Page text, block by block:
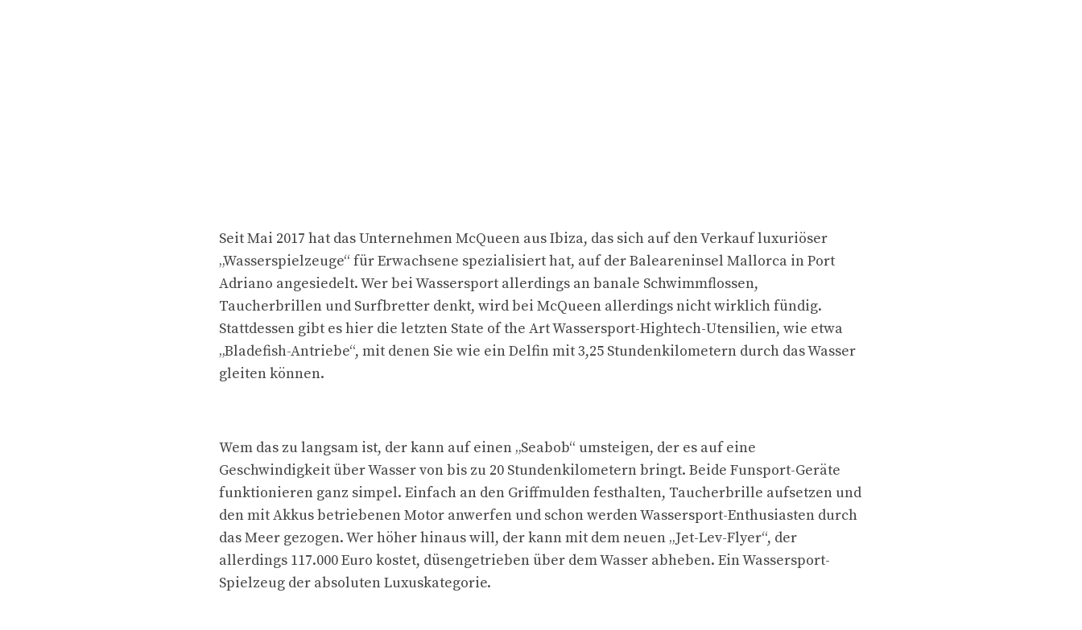
Seit Mai 2017 hat das Unternehmen McQueen aus Ibiza, das sich auf den Verkauf luxuriöser
„Wasserspielzeuge“ für Erwachsene spezialisiert hat, auf der Baleareninsel Mallorca in Port
Adriano angesiedelt. Wer bei Wassersport allerdings an banale Schwimmflossen,
Taucherbrillen und Surfbretter denkt, wird bei McQueen allerdings nicht wirklich fündig.
Stattdessen gibt es hier die letzten State of the Art Wassersport-Hightech-Utensilien, wie etwa
„Bladefish-Antriebe“, mit denen Sie wie ein Delfin mit 3,25 Stundenkilometern durch das Wasser
gleiten können.
Wem das zu langsam ist, der kann auf einen „Seabob“ umsteigen, der es auf eine
Geschwindigkeit über Wasser von bis zu 20 Stundenkilometern bringt. Beide Funsport-Geräte
funktionieren ganz simpel. Einfach an den Griffmulden festhalten, Taucherbrille aufsetzen und
den mit Akkus betriebenen Motor anwerfen und schon werden Wassersport-Enthusiasten durch
das Meer gezogen. Wer höher hinaus will, der kann mit dem neuen „Jet-Lev-Flyer“, der
allerdings 117.000 Euro kostet, düsengetrieben über dem Wasser abheben. Ein Wassersport-
Spielzeug der absoluten Luxuskategorie.